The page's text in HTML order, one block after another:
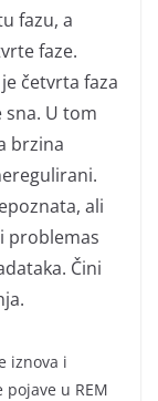
fazu, a
faze.
četvrta faza
U tom
brzina
ali
problemas
Čini
iznova i
u REM